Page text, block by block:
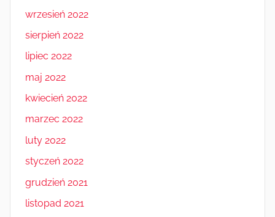
wrzesień 2022
sierpień 2022
lipiec 2022
maj 2022
kwiecień 2022
marzec 2022
luty 2022
styczeń 2022
grudzień 2021
listopad 2021